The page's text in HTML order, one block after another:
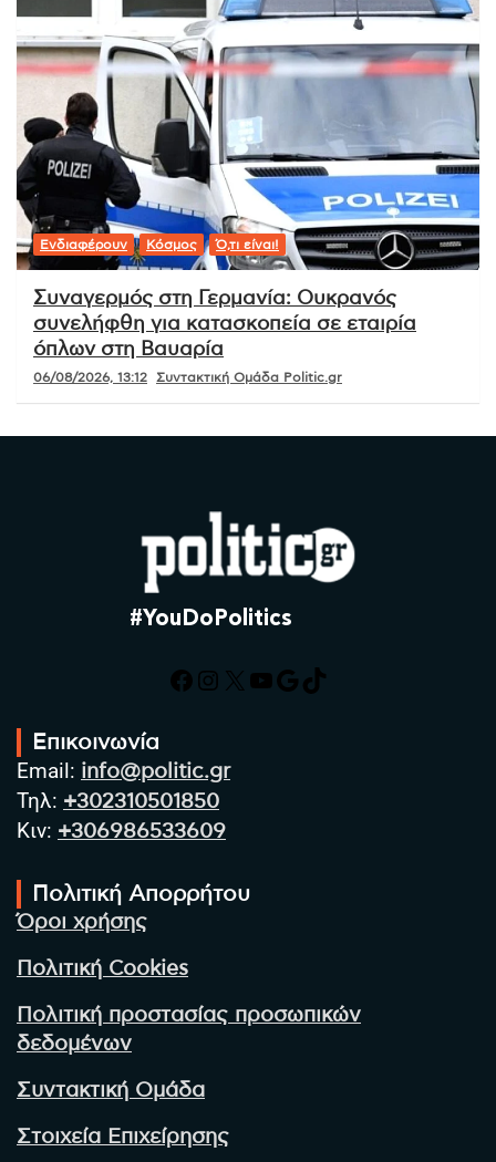
Ενδιαφέρουν Κόσμος Ό,τι είναι!
Συναγερμός στη Γερμανία: Ουκρανός
συνελήφθη για κατασκοπεία σε εταιρία
όπλων στη Βαυαρία
06/08/2026, 13:12 Συντακτική Ομάδα Politic.gr
#YouDoPolitics
Facebook
Instagram
X YouTube
Google
TikTok
Επικοινωνία
Email: info@politic.gr
Τηλ: +302310501850
Κιν: +306986533609
Πολιτική Απορρήτου
Όροι χρήσης
Πολιτική Cookies
Πολιτική προστασίας προσωπικών
δεδομένων
Συντακτική Ομάδα
Στοιχεία Επιχείρησης